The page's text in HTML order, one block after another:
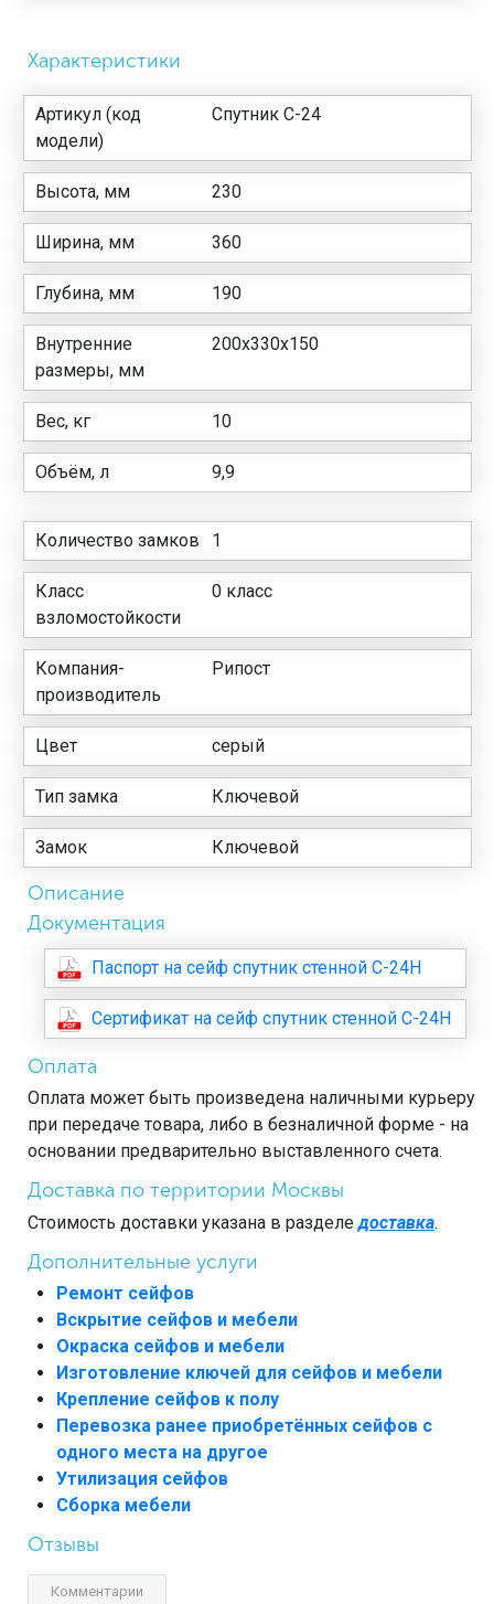
Характеристики
Артикул (код
модели)
Спутник С-24
Высота, мм 230
Ширина, мм 360
Глубина, мм 190
Внутренние
размеры, мм
200х330х150
Вес, кг 10
Объём, л 9,9
Количество замков 1
Класс
взломостойкости
0 класс
Компания-
производитель
Рипост
Цвет серый
Тип замка Ключевой
Замок Ключевой
Описание
Документация
Паспорт на сейф спутник стенной С-24Н
Сертификат на сейф спутник стенной С-24Н
Оплата
Оплата может быть произведена наличными курьеру
при передаче товара, либо в безналичной форме - на
основании предварительно выставленного счета.
Доставка по территории Москвы
Стоимость доставки указана в разделедоставка.
Дополнительные услуги
Ремонт сейфов
Вскрытие сейфов и мебели
Окраска сейфов и мебели
Изготовление ключей для сейфов и мебели
Крепление сейфов к полу
Перевозка ранее приобретённых сейфов с
одного места на другое
Утилизация сейфов
Сборка мебели
Отзывы
Комментарии